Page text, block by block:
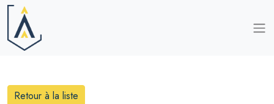
Retour à la liste